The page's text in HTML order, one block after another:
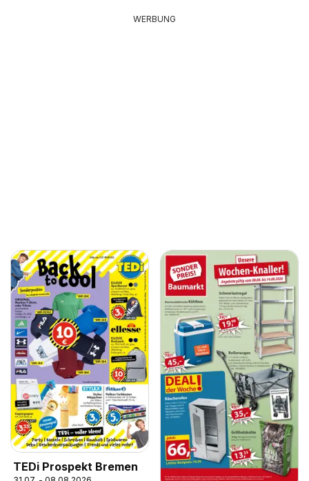
WERBUNG
TEDi Prospekt Bremen